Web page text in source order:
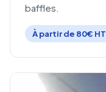
baffles.
À partir de 80€ HT